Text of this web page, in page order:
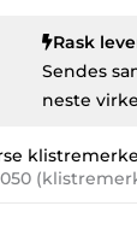
Rask
Sendes
neste